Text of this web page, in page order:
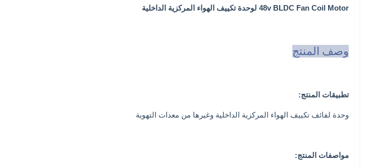
48v BLDC Fan Coil Motor لوحدة تكييف الهواء المركزية الداخلية
وصف المنتج
تطبيقات المنتج:
وحدة لفائف تكييف الهواء المركزية الداخلية وغيرها من معدات التهوية
مواصفات المنتج: